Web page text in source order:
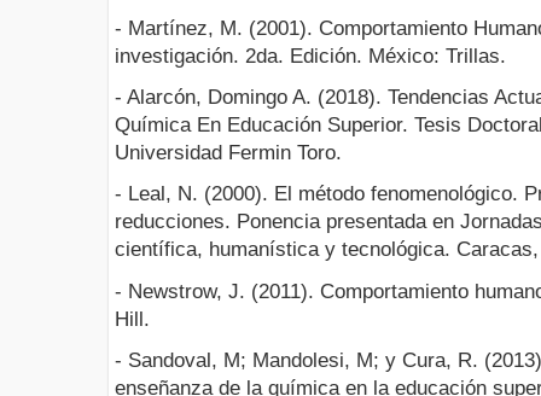
- Martínez, M. (2001). Comportamiento
investigación. 2da. Edición. México: Trillas.
- Alarcón, Domingo A. (2018). Tendencias
Química En Educación Superior. Tesis
Universidad Fermin Toro.
- Leal, N. (2000). El método fenomenológico.
reducciones. Ponencia presentada en
científica, humanística y tecnológica.
- Newstrow, J. (2011). Comportamiento
Hill.
- Sandoval, M; Mandolesi, M; y Cura, R.
enseñanza de la química en la educación